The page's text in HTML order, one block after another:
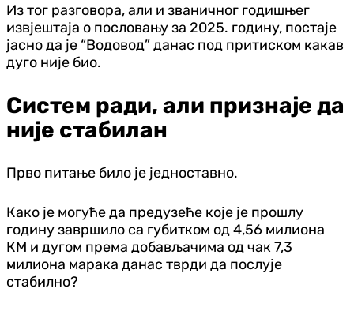
Из тог разговора, али и званичног годишњег
извјештаја о пословању за 2025. годину, постаје
јасно да је “Водовод” данас под притиском какав
дуго није био.
Систем ради, али признаје да
није стабилан
Прво питање било је једноставно.
Како је могуће да предузеће које је прошлу
годину завршило са губитком од 4,56 милиона
КМ и дугом према добављачима од чак 7,3
милиона марака данас тврди да послује
стабилно?